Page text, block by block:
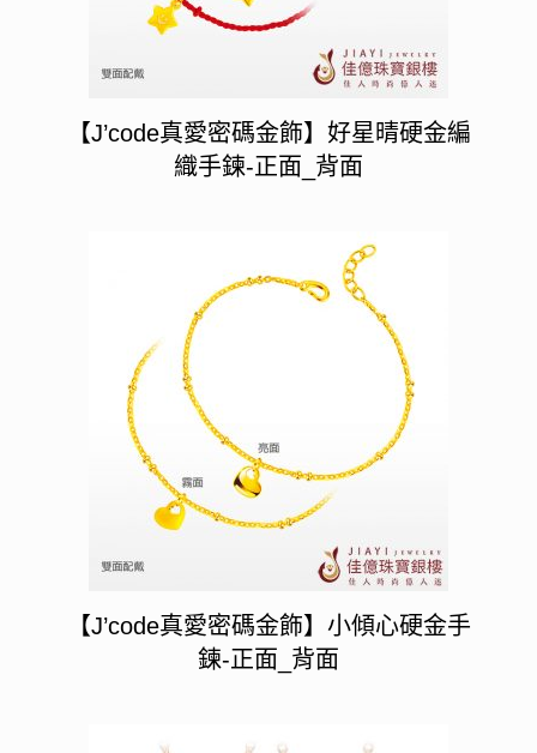
【J’code真愛密碼金飾】好星晴硬金編
織手鍊-正面_背面
【J’code真愛密碼金飾】小傾心硬金手
鍊-正面_背面